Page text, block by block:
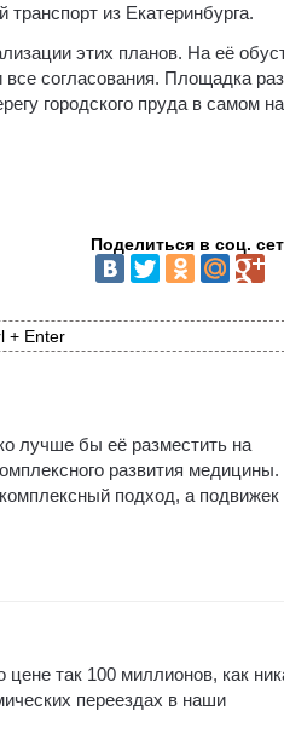
из Екатеринбурга.
этих планов. На её
согласования. Площадка
городского пруда в самом
Поделиться в соц.
+ Enter
лучше бы её разместить на
развития медицины.
подход, а подвижек
так 100 миллионов, как
переездах в наши